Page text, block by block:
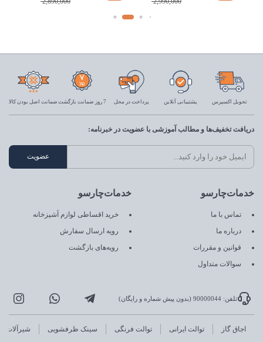
تحویل اکسپرس پشتیبانی آنلاین پرداخت در محل 7 روز ضمانت بازگشت ضمانت اصل بودن کالا
خدمات‌چارسو
تماس با ما
درباره ما
قوانین و مقررات
سوالات متداول
خدمات‌چارسو
خرید اقساطی لوازم آشپزخانه
رویه ارسال سفارش
رویه‌های بازگشت
دریافت تخفیف‌ها و مطالب آموزشی با عضویت در خبرنامه:
تلفن: 90000044 (بدون پیش شماره و رایگان)
اجاق گاز توالت ایرانی توالت فرنگی سینک ظرفشویی شیرآلات